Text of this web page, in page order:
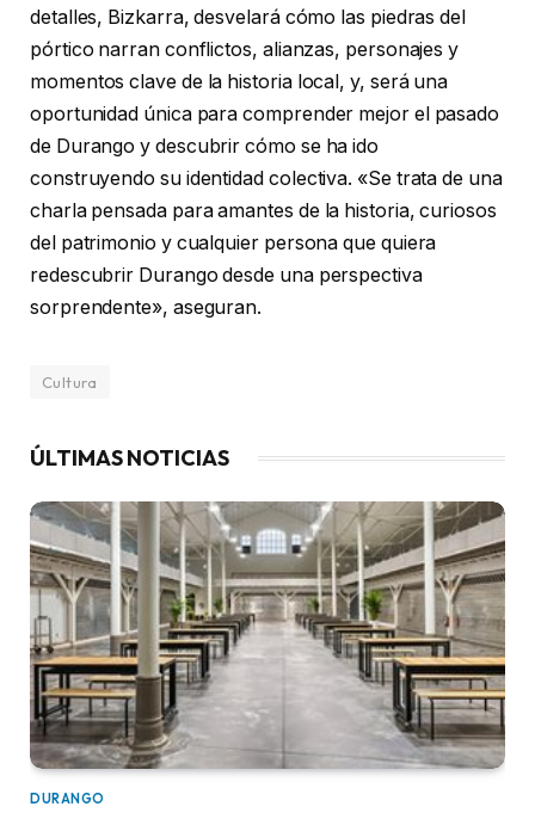
detalles, Bizkarra, desvelará cómo las piedras del
pórtico narran conflictos, alianzas, personajes y
momentos clave de la historia local, y, será una
oportunidad única para comprender mejor el pasado
de Durango y descubrir cómo se ha ido
construyendo su identidad colectiva. «Se trata de una
charla pensada para amantes de la historia, curiosos
del patrimonio y cualquier persona que quiera
redescubrir Durango desde una perspectiva
sorprendente», aseguran.
Cultura
ÚLTIMAS NOTICIAS
DURANGO